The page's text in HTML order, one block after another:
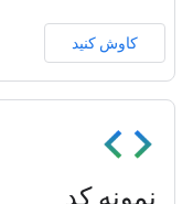
کاوش کنید
نمونه کد